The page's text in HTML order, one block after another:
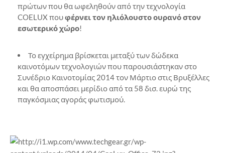
πρώτων που θα ωφεληθούν από την τεχνολογία
COELUX πουφέρνει τον ηλιόλουστο ουρανό στον
εσωτερικό χώρο!
Το εγχείρημα βρίσκεται μεταξύ των δώδεκα
καινοτόμων τεχνολογιών που παρουσιάστηκαν στο
Συνέδριο Καινοτομίας 2014 τον Μάρτιο στις Βρυξέλλες
και θα αποσπάσει μερίδιο από τα 58 δισ. ευρώ της
παγκόσμιας αγοράς φωτισμού.